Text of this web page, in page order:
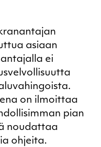
asiaan
ei
on ilmoittaa
pian
noudattaa
ohjeita.